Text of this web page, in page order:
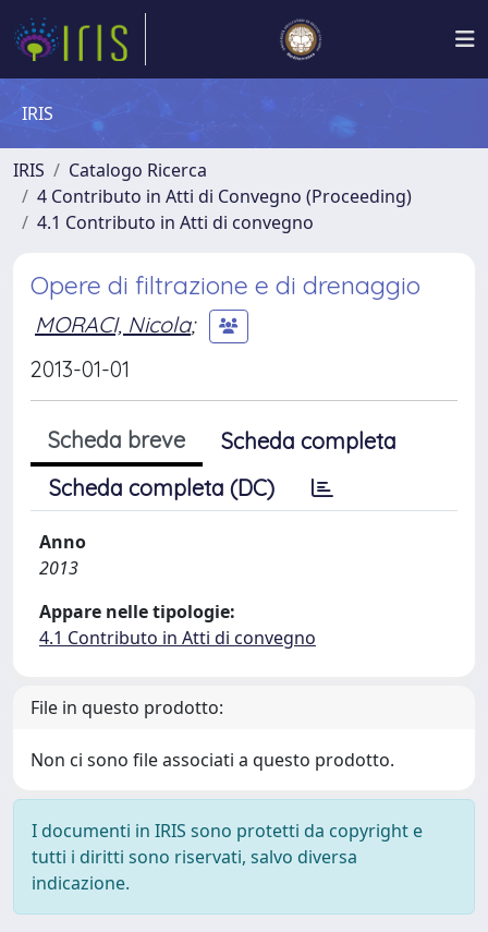
IRIS
IRIS
Catalogo Ricerca
4 Contributo in Atti di Convegno (Proceeding)
4.1 Contributo in Atti di convegno
Opere di filtrazione e di drenaggio
MORACI, Nicola;
2013-01-01
Scheda breve
Scheda completa
Scheda completa (DC)
Anno
2013
Appare nelle tipologie:
4.1 Contributo in Atti di convegno
File in questo prodotto:
Non ci sono file associati a questo prodotto.
I documenti in IRIS sono protetti da copyright e
tutti i diritti sono riservati, salvo diversa
indicazione.